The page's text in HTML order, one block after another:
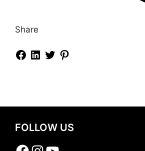
Share
FOLLOW US